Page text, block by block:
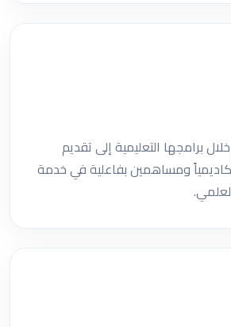
برامجها التعليمية إلى تقديم
ومساهمين بفاعلية في خدمة